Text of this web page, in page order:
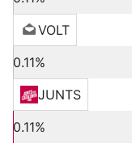
VOLT
0.11%
JUNTS
0.11%